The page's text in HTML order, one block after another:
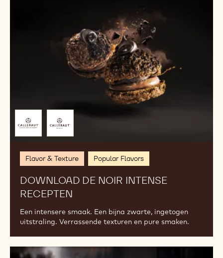
Gebracht
door
Flavor & Texture Popular Flavors
DOWNLOAD DE NOIR INTENSE
RECEPTEN
Een intensere smaak. Een bijna zwarte, ingetogen
uitstraling. Verrassende texturen en pure smaken.
Noir